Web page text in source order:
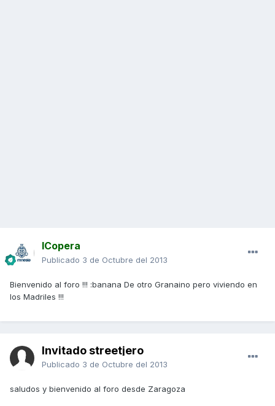
ICopera
Publicado 3 de Octubre del 2013
Bienvenido al foro !!! :banana De otro Granaino pero viviendo en
los Madriles !!!
Invitado streetjero
Publicado 3 de Octubre del 2013
saludos y bienvenido al foro desde Zaragoza